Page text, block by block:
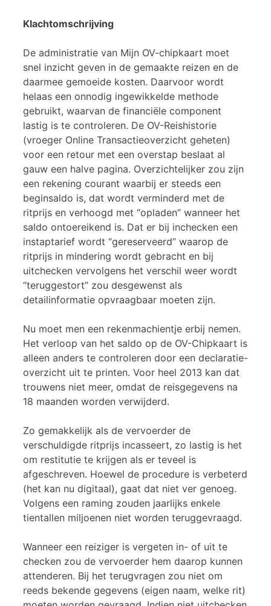
Klachtomschrijving
De administratie van Mijn OV-chipkaart moet
snel inzicht geven in de gemaakte reizen en de
daarmee gemoeide kosten. Daarvoor wordt
helaas een onnodig ingewikkelde methode
gebruikt, waarvan de financiële component
lastig is te controleren. De OV-Reishistorie
(vroeger Online Transactieoverzicht geheten)
voor een retour met een overstap beslaat al
gauw een halve pagina. Overzichtelijker zou zijn
een rekening courant waarbij er steeds een
beginsaldo is, dat wordt verminderd met de
ritprijs en verhoogd met “opladen” wanneer het
saldo ontoereikend is. Dat er bij inchecken een
instaptarief wordt “gereserveerd” waarop de
ritprijs in mindering wordt gebracht en bij
uitchecken vervolgens het verschil weer wordt
“teruggestort” zou desgewenst als
detailinformatie opvraagbaar moeten zijn.
Nu moet men een rekenmachientje erbij nemen.
Het verloop van het saldo op de OV-Chipkaart is
alleen anders te controleren door een declaratie-
overzicht uit te printen. Voor heel 2013 kan dat
trouwens niet meer, omdat de reisgegevens na
18 maanden worden verwijderd.
Zo gemakkelijk als de vervoerder de
verschuldigde ritprijs incasseert, zo lastig is het
om restitutie te krijgen als er teveel is
afgeschreven. Hoewel de procedure is verbeterd
(het kan nu digitaal), gaat dat niet ver genoeg.
Volgens een raming zouden jaarlijks enkele
tientallen miljoenen niet worden teruggevraagd.
Wanneer een reiziger is vergeten in- of uit te
checken zou de vervoerder hem daarop kunnen
attenderen. Bij het terugvragen zou niet om
reeds bekende gegevens (eigen naam, welke rit)